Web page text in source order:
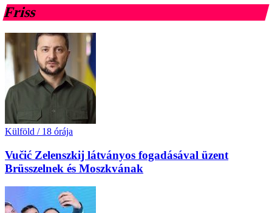
Friss
Külföld / 18 órája
Vučić Zelenszkij látványos fogadásával üzent
Brüsszelnek és Moszkvának